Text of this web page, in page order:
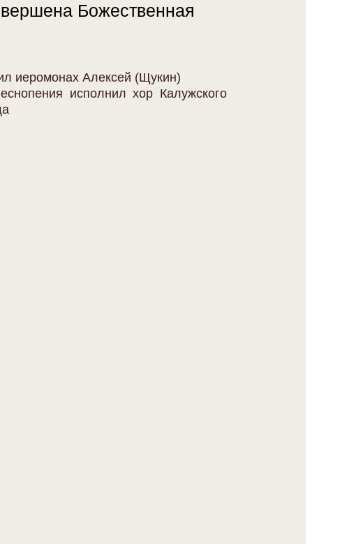
Божественная
иеромонах Алексей (Щукин)
исполнил хор Калужского